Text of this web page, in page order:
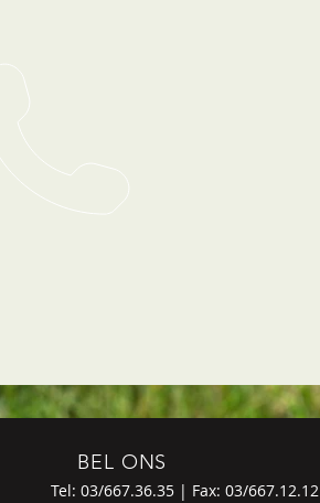
BEL ONS
Tel: 03/667.36.35 | Fax: 03/667.12.12